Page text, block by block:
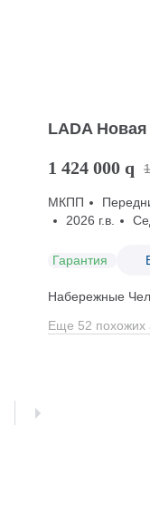
LADA Новая
1 424 000 q
МКПП
2026 г.в.
Гарантия
Набережные
Еще 52 похожих